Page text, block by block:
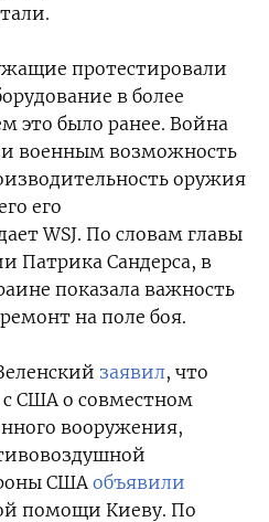
протестировали
в более
это было ранее. Война
военным возможность
оружия
его
WSJ. По словам главы
Патрика Сандерса, в
показала важность
на поле боя.
заявил, что
с США о совместном
вооружения,
США объявили
помощи Киеву. По